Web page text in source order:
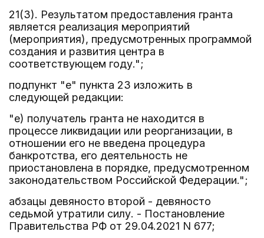
21(3). Результатом предоставления гранта
является реализация мероприятий
(мероприятия), предусмотренных программой
создания и развития центра в
соответствующем году.";
подпункт "е" пункта 23 изложить в
следующей редакции:
"е) получатель гранта не находится в
процессе ликвидации или реорганизации, в
отношении его не введена процедура
банкротства, его деятельность не
приостановлена в порядке, предусмотренном
законодательством Российской Федерации.";
абзацы девяносто второй - девяносто
седьмой утратили силу. - Постановление
Правительства РФ от 29.04.2021 N 677;